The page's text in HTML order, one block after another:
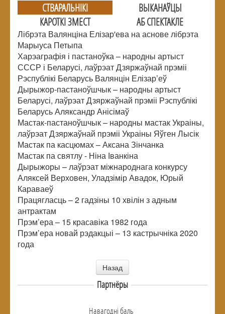
СТВАРАЛЬНIКI
ВЫКАНАЎЦЫ
КАРОТКІ ЗМЕСТ
АБ СПЕКТАКЛЕ
Лібрэта Валянціна Елізар'ева на аснове лібрэта
Марыуса Петыпа
Харэаграфія і пастаноўка – народны артыст
СССР і Беларусі, лаўрэат Дзяржаўнай прэміі
Рэспублікі Беларусь Валянцін Елізар’еў
Дырыжор-пастаноўшчык – народны артыст
Беларусі, лаўрэат Дзяржаўнай прэміі Рэспублікі
Беларусь Аляксандр Анісімаў
Мастак-пастаноўшчык – народны мастак Украіны,
лаўрэат Дзяржаўнай прэміі Украіны Яўген Лысік
Мастак па касцюмах – Аксана Зінчанка
Мастак па святлу - Ніна Іванкіна
Дырыжоры – лаўрэат міжнароднага конкурсу
Аляксей Верховен, Уладзімір Авадок, Юрый
Караваеў
Працягласць – 2 гадзіны 10 хвілін з адным
антрактам
Прэм’ера – 15 красавіка 1982 года
Прэм’ера новай рэдакцыі – 13 кастрычніка 2020
года
Назад
Партнёры
Навагоднi баль